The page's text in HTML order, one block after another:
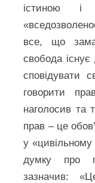
істиною і
все, що
свобода
сповідувати
говорити
наголосив та
прав – це
у «цивільному
думку про
зазначив: